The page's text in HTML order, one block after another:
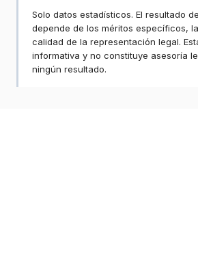
Solo datos estadísticos. El resultado
depende de los méritos específicos,
calidad de la representación legal.
informativa y no constituye asesoría
ningún resultado.